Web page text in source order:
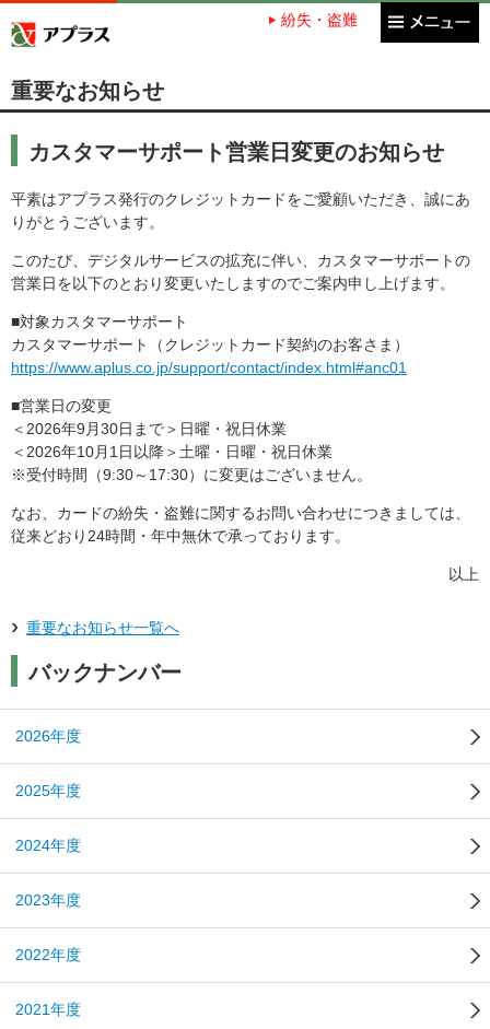
アプラス SBI新生銀行グループ紛失・盗難
重要なお知らせ
カスタマーサポート営業日変更のお知らせ
平素はアプラス発行のクレジットカードをご愛顧いただき、誠にあ
りがとうございます。
このたび、デジタルサービスの拡充に伴い、カスタマーサポートの
営業日を以下のとおり変更いたしますのでご案内申し上げます。
■対象カスタマーサポート
カスタマーサポート（クレジットカード契約のお客さま）
https://www.aplus.co.jp/support/contact/index.html#anc01
■営業日の変更
＜2026年9月30日まで＞日曜・祝日休業
＜2026年10月1日以降＞土曜・日曜・祝日休業
※受付時間（9:30～17:30）に変更はございません。
なお、カードの紛失・盗難に関するお問い合わせにつきましては、
従来どおり24時間・年中無休で承っております。
以上
重要なお知らせ一覧へ
バックナンバー
2026年度
2025年度
2024年度
2023年度
2022年度
2021年度